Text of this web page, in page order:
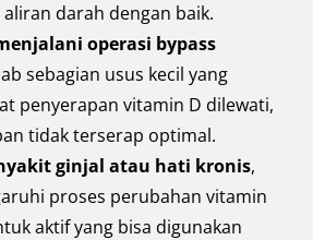
aliran darah dengan baik.
operasi bypass
sebagian usus kecil yang
penyerapan vitamin D dilewati,
tidak terserap optimal.
ginjal atau hati kronis,
proses perubahan vitamin
aktif yang bisa digunakan